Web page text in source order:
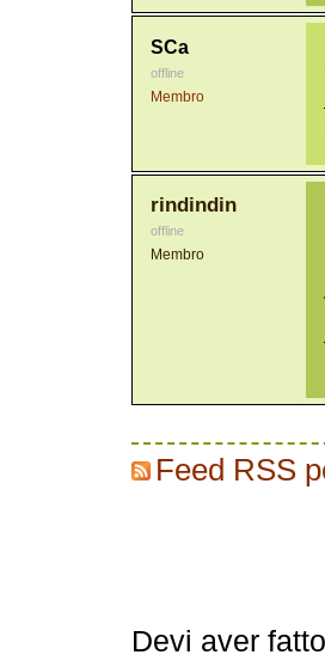
SCa
offline
Membro
rindindin
offline
Membro
Feed RSS
Devi aver fatto